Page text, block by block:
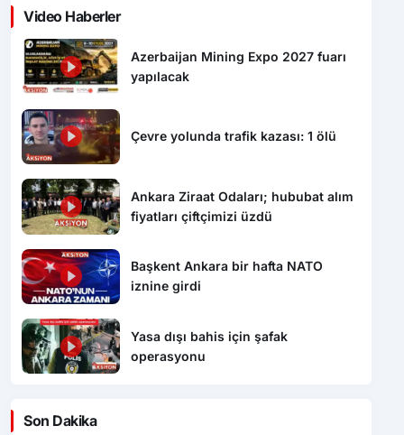
Video Haberler
Azerbaijan Mining Expo 2027 fuarı
yapılacak
Çevre yolunda trafik kazası: 1 ölü
Ankara Ziraat Odaları; hububat alım
fiyatları çiftçimizi üzdü
Başkent Ankara bir hafta NATO
iznine girdi
Yasa dışı bahis için şafak
operasyonu
Son Dakika